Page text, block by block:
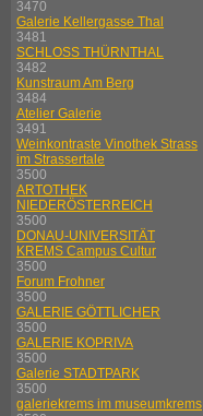
3470
Galerie Kellergasse Thal
3481
SCHLOSS THÜRNTHAL
3482
Kunstraum Am Berg
3484
Atelier Galerie
3491
Weinkontraste Vinothek Strass
im Strassertale
3500
ARTOTHEK
NIEDERÖSTERREICH
3500
DONAU-UNIVERSITÄT
KREMS Campus Cultur
3500
Forum Frohner
3500
GALERIE GÖTTLICHER
3500
GALERIE KOPRIVA
3500
Galerie STADTPARK
3500
galeriekrems im museumkrems